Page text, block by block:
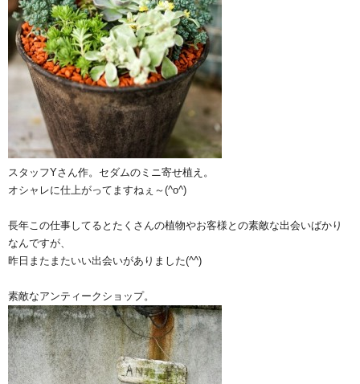
スタッフYさん作。セダムのミニ寄せ植え。
オシャレに仕上がってますねぇ～(^o^)
長年この仕事してるとたくさんの植物やお客様との素敵な出会いばかり
なんですが、
昨日またまたいい出会いがありました(^^)
素敵なアンティークショップ。